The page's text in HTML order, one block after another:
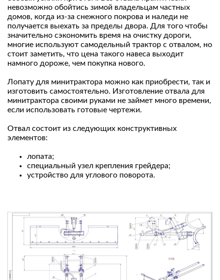
невозможно обойтись зимой владельцам частных
домов, когда из-за снежного покрова и наледи не
получается выехать за пределы двора. Для того чтобы
значительно сэкономить время на очистку дороги,
многие используют самодельный трактор с отвалом, но
стоит заметить, что цена такого навеса выходит
намного дороже, чем покупка нового.
Лопату для минитрактора можно как приобрести, так и
изготовить самостоятельно. Изготовление отвала для
минитрактора своими руками не займет много времени,
если использовать готовые чертежи.
Отвал состоит из следующих конструктивных
элементов:
лопата;
специальный узел крепления грейдера;
устройство для углового поворота.